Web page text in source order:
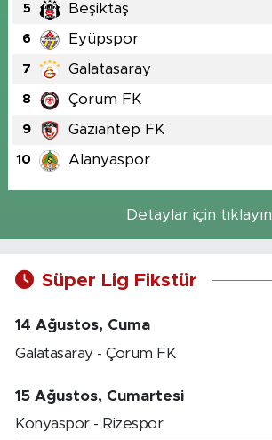
5 Beşiktaş
6 Eyüpspor
7 Galatasaray
8 Çorum FK
9 Gaziantep FK
10 Alanyaspor
Detaylar için tıklayın
Süper Lig Fikstür
14 Ağustos, Cuma
Galatasaray - Çorum FK
15 Ağustos, Cumartesi
Konyaspor - Rizespor